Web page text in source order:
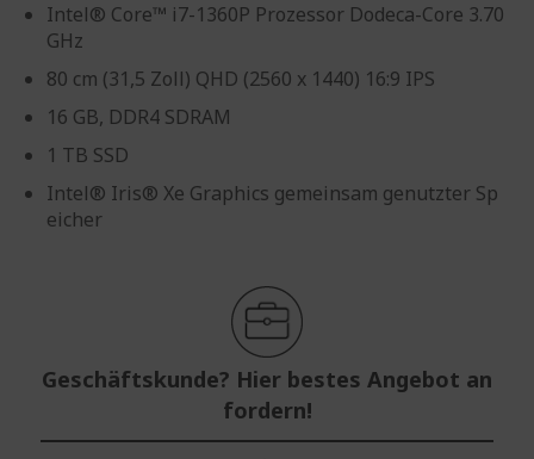
Intel® Core™ i7-1360P Prozessor Dodeca-Core 3.70
GHz
80 cm (31,5 Zoll) QHD (2560 x 1440) 16:9 IPS
16 GB, DDR4 SDRAM
1 TB SSD
Intel® Iris® Xe Graphics gemeinsam genutzter Sp
eicher
Geschäftskunde? Hier bestes Angebot an
fordern!